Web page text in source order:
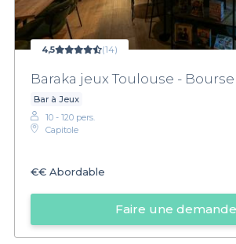
4,5 (14)
Baraka jeux Toulouse - Bourse
Bar à Jeux
10 - 120 pers.
Capitole
€€ Abordable
Faire une demande